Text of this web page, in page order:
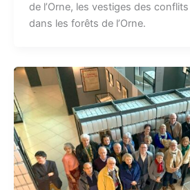
de l’Orne, les vestiges des
dans les forêts de l’Orne.